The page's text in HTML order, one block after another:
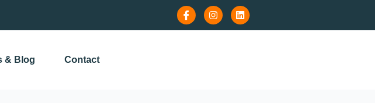
& Blog Contact